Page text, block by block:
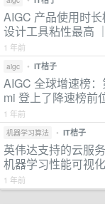
AIGC 产品使用时
设计工具粘性最高
1 年前
aigc • IT桔子
AIGC 全球增速榜
mi 登上了降速榜前
1 年前
机器学习算法 • IT桔子
英伟达支持的云服
机器学习性能可视
1 年前